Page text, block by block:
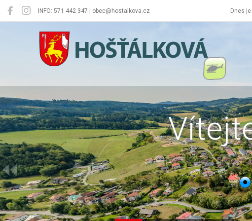
INFO: 571 442 347 | obec@hostalkova.cz Dnes je
Hošťálková